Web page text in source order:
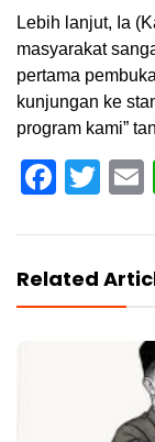
Lebih lanjut, Ia
masyarakat
pertama
kunjungan ke
program kami”
Related